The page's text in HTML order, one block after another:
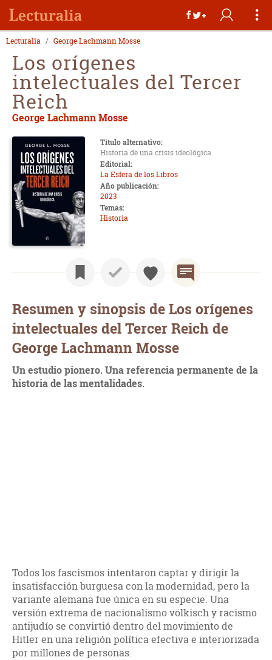
Lecturalia George Lachmann Mosse
Los orígenes
intelectuales del Tercer
Reich
George Lachmann Mosse
Título alternativo:
Historia de una crisis ideológica
Editorial:
La Esfera de los Libros
Año publicación:
2023
Temas:
Historia
Resumen y sinopsis de Los orígenes
intelectuales del Tercer Reich de
George Lachmann Mosse
Un estudio pionero. Una referencia permanente de la
historia de las mentalidades.
Todos los fascismos intentaron captar y dirigir la
insatisfacción burguesa con la modernidad, pero la
variante alemana fue única en su especie. Una
versión extrema de nacionalismo völkisch y racismo
antijudío se convirtió dentro del movimiento de
Hitler en una religión política efectiva e interiorizada
por millones de personas.